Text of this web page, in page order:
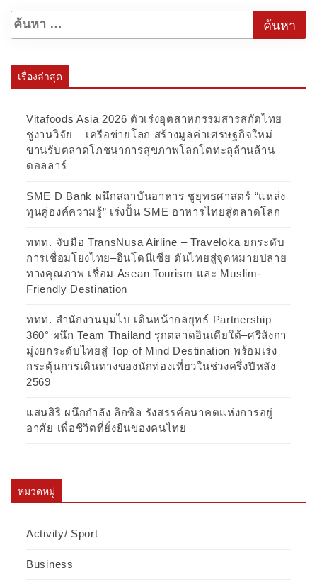
เรื่องล่าสุด
Vitafoods Asia 2026 ตัวเร่งอุตสาหกรรมสารสกัดไทย
ชูงานวิจัย – เครือข่ายโลก สร้างมูลค่าเศรษฐกิจใหม่
ขานรับตลาดโภชนาการสุขภาพโลกโตทะลุล้านล้าน
ดอลลาร์
SME D Bank ผนึกสถาบันอาหาร ชูยุทธศาสตร์ “แหล่ง
ทุนคู่องค์ความรู้” เร่งปั้น SME อาหารไทยสู่ตลาดโลก
ททท. จับมือ TransNusa Airline – Traveloka ยกระดับ
การเชื่อมโยงไทย–อินโดนีเซีย ดันไทยสู่จุดหมายปลาย
ทางคุณภาพ เชื่อม Asean Tourism และ Muslim-
Friendly Destination
ททท. สำนักงานมุมไบ เดินหน้ากลยุทธ์ Partnership
360° ผนึก Team Thailand รุกตลาดอินเดียใต้–ศรีลังกา
มุ่งยกระดับไทยสู่ Top of Mind Destination พร้อมเร่ง
กระตุ้นการเดินทางของนักท่องเที่ยวในช่วงครึ่งปีหลัง
2569
แสนสิริ ผนึกกำลัง ลิกซิล รังสรรค์อนาคตแห่งการอยู่
อาศัย เพื่อชีวิตที่ยั่งยืนของคนไทย
หมวดหมู่
Activity/ Sport
Business